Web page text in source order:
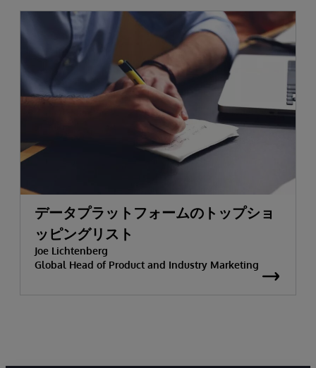
データプラットフォームのトップショ
ッピングリスト
Joe Lichtenberg
Global Head of Product and Industry Marketing